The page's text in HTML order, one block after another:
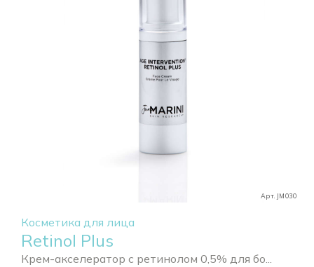
Арт. JM030
Косметика для лица
Retinol Plus
Крем-акселератор с ретинолом 0,5% для бо...